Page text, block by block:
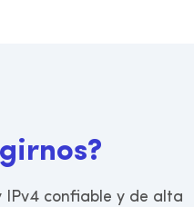
girnos?
IPv4 confiable y de alta